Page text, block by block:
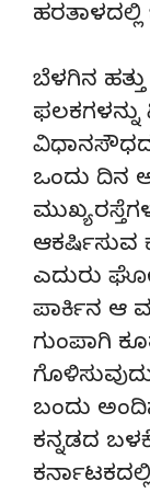
ಬೆಳಗಿನ
ಫಲಕಗಳನ್ನು
ವಿಧಾನಸೌಧದ
ಒಂದು ದಿನ
ಮುಖ್ಯ
ಆಕರ್ಷಿಸುವ
ಎದುರು
ಪಾರ್ಕಿನ ಆ
ಗುಂಪಾಗಿ
ಬಂದು
ಕನ್ನಡದ